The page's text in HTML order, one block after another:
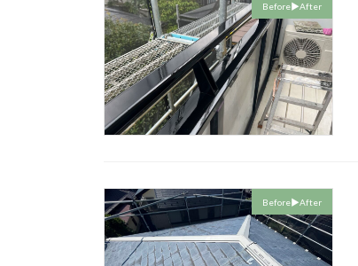
Before▶︎After
Before▶︎After